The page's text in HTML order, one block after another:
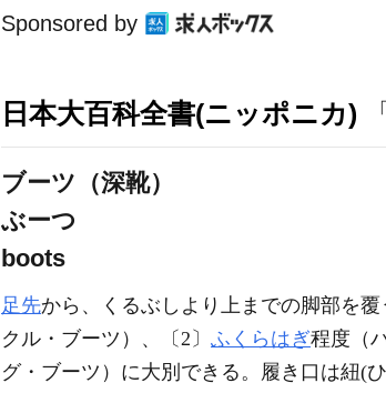
Sponsored by
日本大百科全書(ニッポニカ)
ブーツ（深靴）
ぶーつ
boots
足先から、くるぶしより上までの脚部を覆
クル・ブーツ）、〔2〕 ふくらはぎ程度（
グ・ブーツ）に大別できる。履き口は紐(